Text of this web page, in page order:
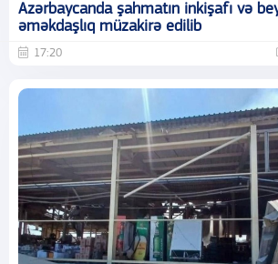
Azərbaycanda şahmatın inkişafı və
əməkdaşlıq müzakirə edilib
17:20